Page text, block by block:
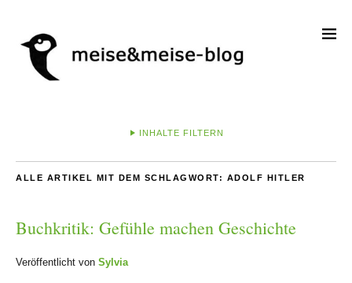
INHALTE FILTERN
ALLE ARTIKEL MIT DEM SCHLAGWORT: ADOLF HITLER
Buchkritik: Gefühle machen Geschichte
Veröffentlicht von Sylvia